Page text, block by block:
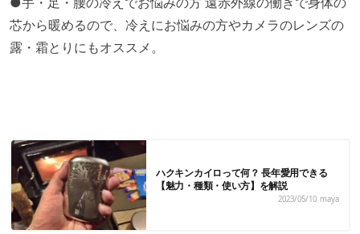
芯から暖めるので、冷えにお悩みの方やカメラのレンズの
露・霜とりにもオススメ。
ハクキンカイロって何？ 長年愛用できる
【魅力・種類・使い方】を解説
2023/05/10 maya